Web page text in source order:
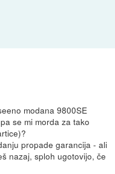
modana 9800SE
se mi morda za tako
propade garancija - ali
nazaj, sploh ugotovijo, če